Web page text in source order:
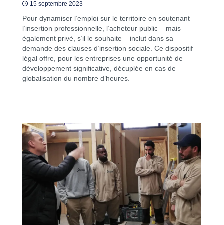
15 septembre 2023
Pour dynamiser l’emploi sur le territoire en soutenant
l’insertion professionnelle, l’acheteur public – mais
également privé, s’il le souhaite – inclut dans sa
demande des clauses d’insertion sociale. Ce dispositif
légal offre, pour les entreprises une opportunité de
développement significative, décuplée en cas de
globalisation du nombre d’heures.